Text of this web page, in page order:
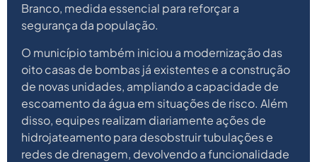
Branco, medida essencial para reforçar a
segurança da população.
O município também iniciou a modernização das
oito casas de bombas já existentes e a construção
de novas unidades, ampliando a capacidade de
escoamento da água em situações de risco. Além
disso, equipes realizam diariamente ações de
hidrojateamento para desobstruir tubulações e
redes de drenagem, devolvendo a funcionalidade